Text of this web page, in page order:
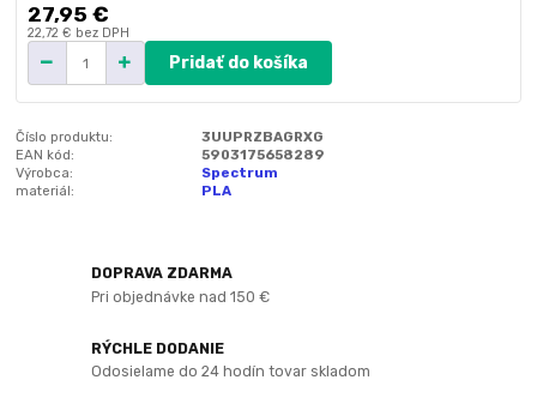
27,95 €
22,72 € bez DPH
Pridať do košíka
Číslo produktu:
3UUPRZBAGRXG
EAN kód:
5903175658289
Výrobca:
Spectrum
materiál:
PLA
DOPRAVA ZDARMA
Pri objednávke nad 150 €
RÝCHLE DODANIE
Odosielame do 24 hodín tovar skladom